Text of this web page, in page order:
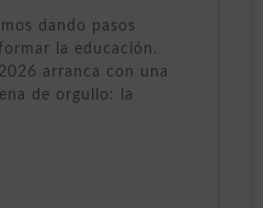
dando pasos
la educación.
arranca con una
de orgullo: la